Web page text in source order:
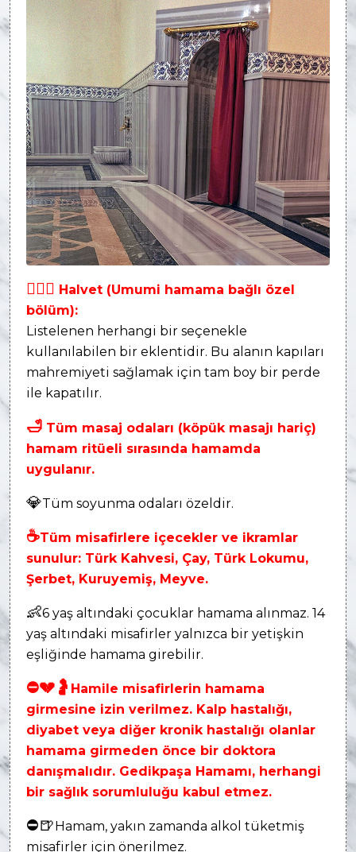
👩‍❤‍👨 Halvet (Umumi hamama bağlı özel
bölüm):
Listelenen herhangi bir seçenekle
kullanılabilen bir eklentidir. Bu alanın kapıları
mahremiyeti sağlamak için tam boy bir perde
ile kapatılır.
🛁 Tüm masaj odaları (köpük masajı hariç)
hamam ritüeli sırasında hamamda
uygulanır.
💎Tüm soyunma odaları özeldir.
☕Tüm misafirlere içecekler ve ikramlar
sunulur: Türk Kahvesi, Çay, Türk Lokumu,
Şerbet, Kuruyemiş, Meyve.
👶6 yaş altındaki çocuklar hamama alınmaz. 14
yaş altındaki misafirler yalnızca bir yetişkin
eşliğinde hamama girebilir.
⛔💔 🤰 Hamile misafirlerin hamama
girmesine izin verilmez. Kalp hastalığı,
diyabet veya diğer kronik hastalığı olanlar
hamama girmeden önce bir doktora
danışmalıdır. Gedikpaşa Hamamı, herhangi
bir sağlık sorumluluğu kabul etmez.
⛔🍺 Hamam, yakın zamanda alkol tüketmiş
misafirler için önerilmez.